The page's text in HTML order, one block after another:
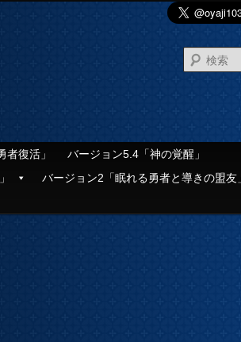
者復活」
バージョン5.4「神の覚醒」
バージョン2「眠れる勇者と導きの盟友